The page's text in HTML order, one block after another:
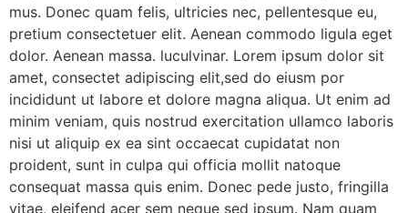
mus. Donec quam felis, ultricies nec, pellentesque eu,
pretium consectetuer elit. Aenean commodo ligula eget
dolor. Aenean massa. luculvinar. Lorem ipsum dolor sit
amet, consectet adipiscing elit,sed do eiusm por
incididunt ut labore et dolore magna aliqua. Ut enim ad
minim veniam, quis nostrud exercitation ullamco laboris
nisi ut aliquip ex ea sint occaecat cupidatat non
proident, sunt in culpa qui officia mollit natoque
consequat massa quis enim. Donec pede justo, fringilla
vitae, eleifend acer sem neque sed ipsum. Nam quam